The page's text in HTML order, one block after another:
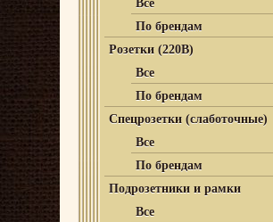
Все
По брендам
Розетки (220В)
Все
По брендам
Спецрозетки (слаботочные)
Все
По брендам
Подрозетники и рамки
Все